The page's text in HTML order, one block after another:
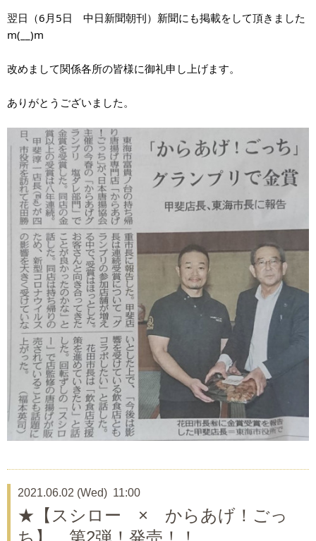
翌日（6月5日　中日新聞朝刊）新聞にも掲載をして頂きました
m(__)m
改めまして関係各所の皆様に御礼申し上げます。
ありがとうございました。
2021.06.02 (Wed) 11:00
★【スシロー × からあげ！ごっ
ち】 第2弾！発売！！